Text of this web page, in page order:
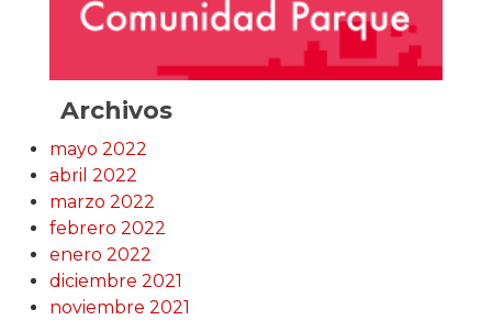
Archivos
mayo 2022
abril 2022
marzo 2022
febrero 2022
enero 2022
diciembre 2021
noviembre 2021